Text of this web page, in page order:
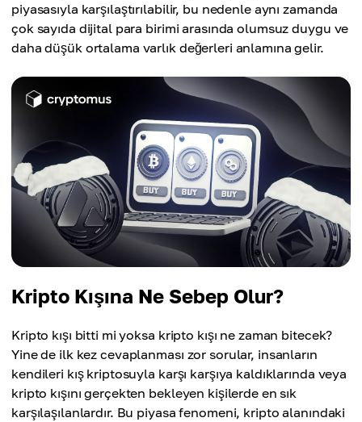
piyasasıyla karşılaştırılabilir, bu nedenle aynı zamanda
çok sayıda dijital para birimi arasında olumsuz duygu ve
daha düşük ortalama varlık değerleri anlamına gelir.
Kripto Kışına Ne Sebep Olur?
Kripto kışı bitti mi yoksa kripto kışı ne zaman bitecek?
Yine de ilk kez cevaplanması zor sorular, insanların
kendileri kış kriptosuyla karşı karşıya kaldıklarında veya
kripto kışını gerçekten bekleyen kişilerde en sık
karşılaşılanlardır. Bu piyasa fenomeni, kripto alanındaki